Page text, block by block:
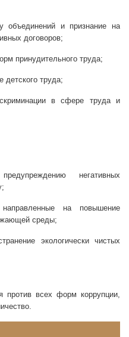
объединений и признание на
договоров;
принудительного труда;
детского труда;
в сфере труда и
негативных
направленные на повышение
среды;
экологически чистых
против всех форм коррупции,